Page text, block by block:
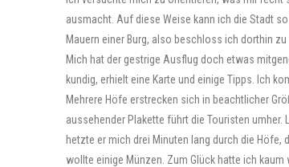
ausmacht. Auf diese Weise kann ich die Stadt
Mauern einer Burg, also beschloss ich dorthin
Mich hat der gestrige Ausflug doch etwas
kundig, erhielt eine Karte und einige Tipps. Ich
Mehrere Höfe erstrecken sich in beachtlicher
aussehender Plakette führt die Touristen
hetzte er mich drei Minuten lang durch die
wollte einige Münzen. Zum Glück hatte ich